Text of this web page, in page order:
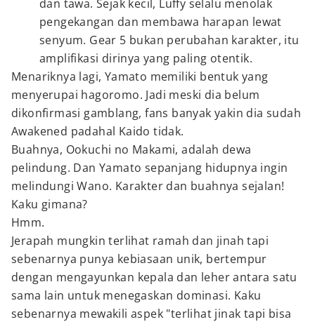
dan tawa. Sejak kecil, Luffy selalu menolak
pengekangan dan membawa harapan lewat
senyum. Gear 5 bukan perubahan karakter, itu
amplifikasi dirinya yang paling otentik.
Menariknya lagi, Yamato memiliki bentuk yang
menyerupai hagoromo. Jadi meski dia belum
dikonfirmasi gamblang, fans banyak yakin dia sudah
Awakened padahal Kaido tidak.
Buahnya, Ookuchi no Makami, adalah dewa
pelindung. Dan Yamato sepanjang hidupnya ingin
melindungi Wano. Karakter dan buahnya sejalan!
Kaku gimana?
Hmm.
Jerapah mungkin terlihat ramah dan jinah tapi
sebenarnya punya kebiasaan unik, bertempur
dengan mengayunkan kepala dan leher antara satu
sama lain untuk menegaskan dominasi. Kaku
sebenarnya mewakili aspek "terlihat jinak tapi bisa